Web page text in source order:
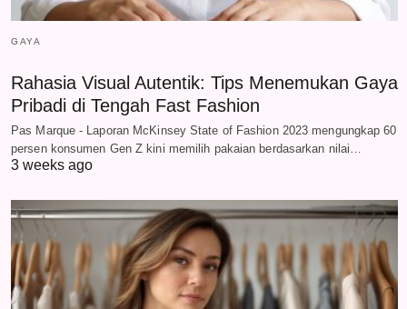
GAYA
Rahasia Visual Autentik: Tips Menemukan Gaya
Pribadi di Tengah Fast Fashion
Pas Marque - Laporan McKinsey State of Fashion 2023 mengungkap 60
persen konsumen Gen Z kini memilih pakaian berdasarkan nilai…
3 weeks ago